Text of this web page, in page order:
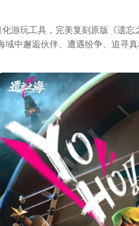
游玩工具，完美复刻原版《遗
中邂逅伙伴、遭遇纷争、追寻